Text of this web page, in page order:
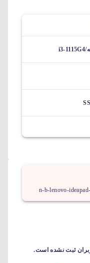
n-b-lenovo-
ثبت نشده است.